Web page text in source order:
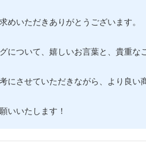
めいただきありがとうございます。
について、嬉しいお言葉と、貴重な
にさせていただきながら、より良い
いいたします！